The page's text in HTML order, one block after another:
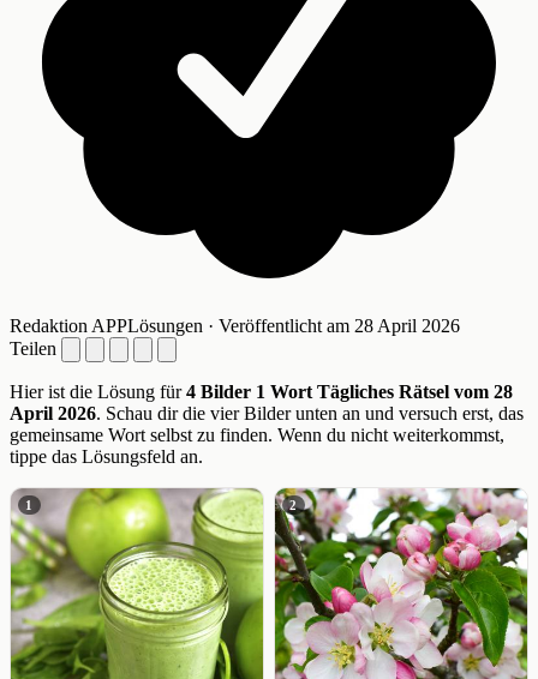
Redaktion APPLösungen · Veröffentlicht am 28 April 2026
Teilen
Hier ist die Lösung für4 Bilder 1 Wort Tägliches Rätsel vom 28
April 2026. Schau dir die vier Bilder unten an und versuch erst, das
gemeinsame Wort selbst zu finden. Wenn du nicht weiterkommst,
tippe das Lösungsfeld an.
1 2